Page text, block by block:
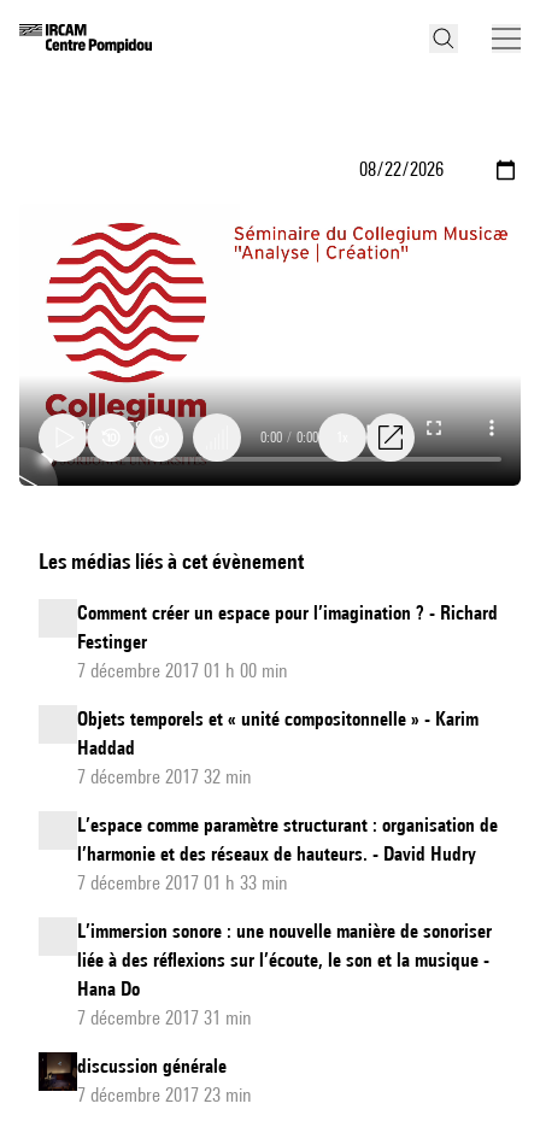
musicales
l’espace
formalisé.
2007–
2015
0:00 / 0:00
Les médias liés à cet évènement
Comment créer un espace pour l’imagination ? - Richard
Festinger
7 décembre 2017 01 h 00 min
Objets temporels et « unité compositonnelle » - Karim
Haddad
7 décembre 2017 32 min
L’espace comme paramètre structurant : organisation de
l’harmonie et des réseaux de hauteurs. - David Hudry
7 décembre 2017 01 h 33 min
L’immersion sonore : une nouvelle manière de sonoriser
liée à des réflexions sur l’écoute, le son et la musique -
Hana Do
7 décembre 2017 31 min
discussion générale
7 décembre 2017 23 min